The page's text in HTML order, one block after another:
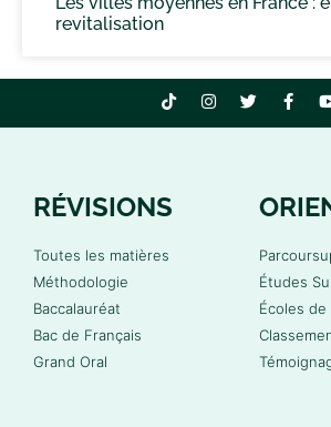
revitalisation
RÉVISIONS
Toutes les matières
Méthodologie
Baccalauréat
Bac de Français
Grand Oral
Études
Écoles de